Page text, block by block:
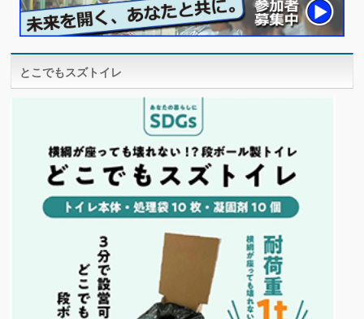
とこでもスズトイレ